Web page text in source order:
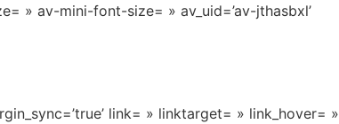
» av-mini-font-size= » av_uid=’av-jthasbxl’
link= » linktarget= » link_hover= »